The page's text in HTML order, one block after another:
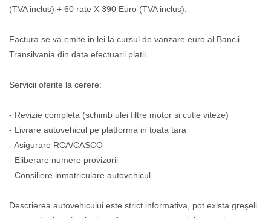
(TVA inclus) + 60 rate X 390 Euro (TVA inclus).
Factura se va emite in lei la cursul de vanzare euro al Bancii
Transilvania din data efectuarii platii.
Servicii oferite la cerere:
- Revizie completa (schimb ulei filtre motor si cutie viteze)
- Livrare autovehicul pe platforma in toata tara
- Asigurare RCA/CASCO
- Eliberare numere provizorii
- Consiliere inmatriculare autovehicul
Descrierea autovehicului este strict informativa, pot exista greșeli